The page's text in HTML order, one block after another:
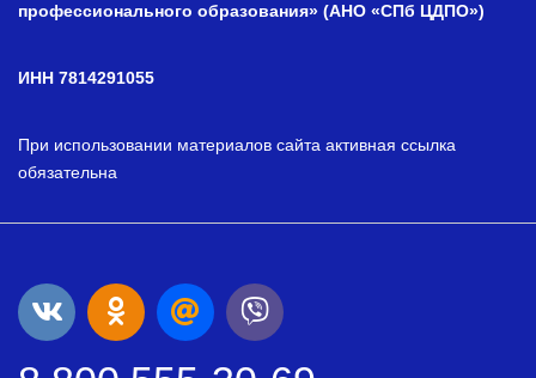
профессионального образования» (АНО «СПб ЦДПО»)
ИНН 7814291055
При использовании материалов сайта активная ссылка
обязательна